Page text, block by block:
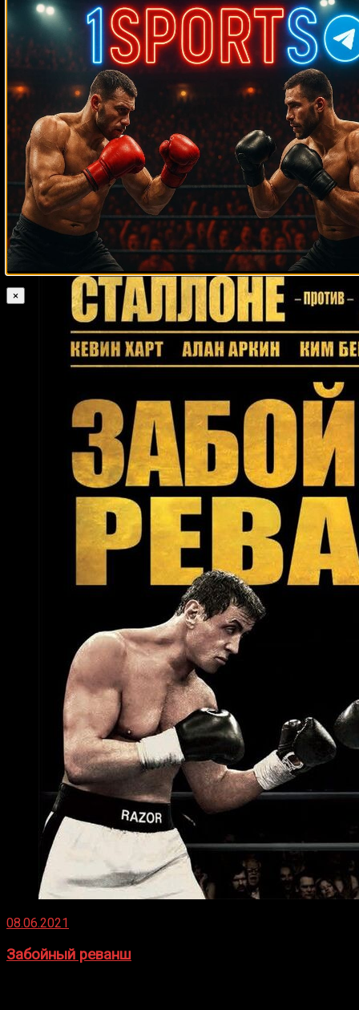
Случайные боксеры
Хуан Пабло Санчес Джон Мичели Рамон Гарбей Родригес Моунго
Джейсон Соса
Тоби Тайлер Бо Джеймс Аманда Лемос
Леван
Джамардашвили Том Пратер Дон Хэйнсворт Хосе Бенавидес
Хрвое Кисичек Генри Кларк Джоуи Вегас Эдди Чемберс Шон Брэди
Мануэль Кесада Крис Гутиеррес Джэлин Тернер Трой Крэйн Ислам
Омаров Дэвид Сэмпл Майкл Доукс Джефф Мичем
Сергей Липинец Томми Джексон Рикки Хаттон
Рафаэль Руэлас Карлос Мануэль Бальдомир
Питер Манфредо
младший Джимми Робертсон Аселино Фрейтас Стивен Смит Мэйси
Барбер Феликс Диас Лоренцо Канади Кубрат Пулев Убальдо
Эрнандес Денис Соломко Мерки Соса Морис Харрис Террон
Миллет
Рэнди Смит
08.06.2021
Забойный реванш
×